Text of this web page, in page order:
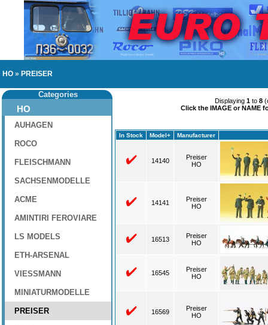
HO » PREISER
Categories
HO
AUHAGEN
ROCO
FLEISCHMANN
SACHSENMODELLE
ACME
AMINTIRI FEROVIARE
LS MODELS
ETH-ARSENAL
VIESSMANN
MINIATURMODELLE
PREISER
Displaying 1 to 8
Click the IMAGE or NAME
In Stock Model+ Manufacturer
14140
Preiser
HO
14141
Preiser
HO
16513
Preiser
HO
16545
Preiser
HO
16569
Preiser
HO